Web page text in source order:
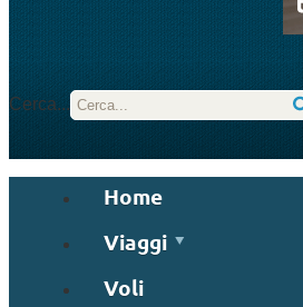
Cerca...
Home
Viaggi
Voli